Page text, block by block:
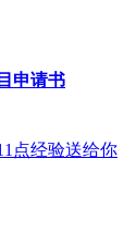
基金的人很大
，最好使用白
所以评审们基
规定，然后再检
评审专家
申请书